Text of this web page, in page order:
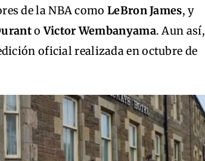
de la NBA como LeBron James, y
oVictor Wembanyama. Aun así,
oficial realizada en octubre de